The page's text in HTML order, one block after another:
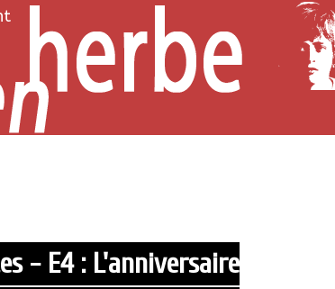
- E4 : L'anniversaire